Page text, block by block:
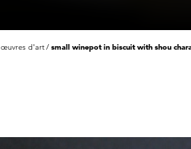
œuvres d'art small winepot in biscuit with shou